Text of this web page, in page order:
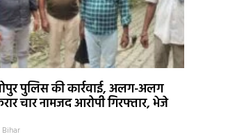
पुलिस की कार्रवाई, अलग-अलग
चार नामजद आरोपी गिरफ्तार, भेजे